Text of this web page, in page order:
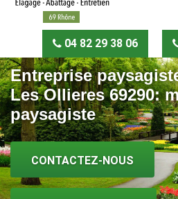
04 82 29 38 06
Entreprise
Les Ollieres 69290:
paysagiste
CONTACTEZ-NOUS